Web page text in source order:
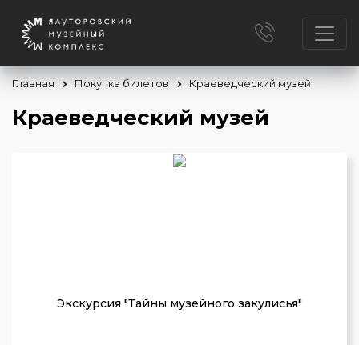
Главная Покупка билетов Краеведческий музей
Краеведческий музей
Экскурсия "Тайны музейного закулисья"